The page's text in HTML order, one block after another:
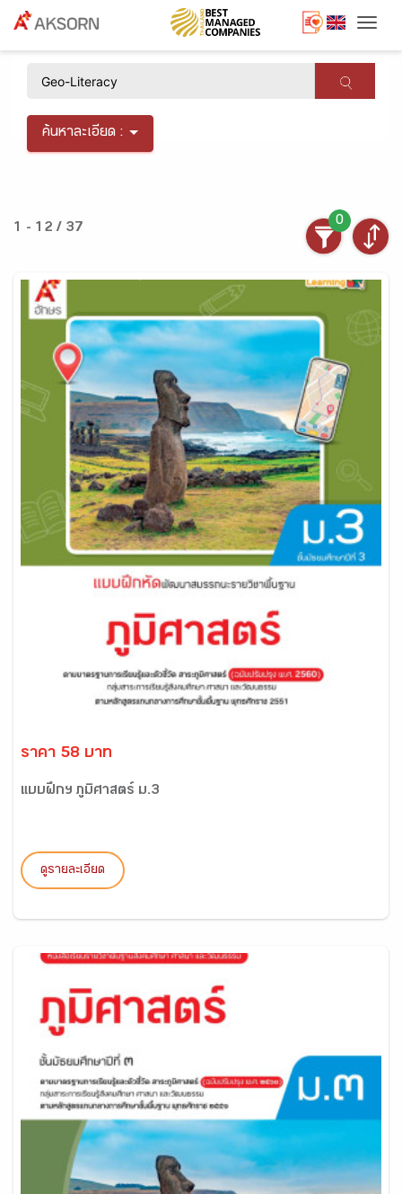
ค้นหาละเอียด :
1 - 12 / 37
0
ราคา 58 บาท
แบบฝึกฯ ภูมิศาสตร์ ม.3
ดูรายละเอียด